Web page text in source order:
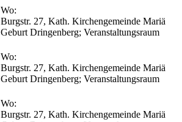
Wo:
Burgstr. 27, Kath. Kirchengemeinde Mariä
Geburt Dringenberg; Veranstaltungsraum
Wo:
Burgstr. 27, Kath. Kirchengemeinde Mariä
Geburt Dringenberg; Veranstaltungsraum
Wo:
Burgstr. 27, Kath. Kirchengemeinde Mariä